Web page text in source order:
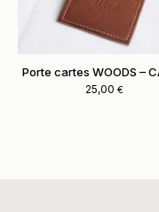
Porte cartes WOODS –
25,00 €